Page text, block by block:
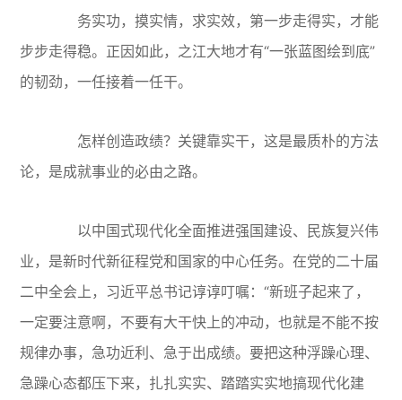
务实功，摸实情，求实效，第一步走得实，才能
步步走得稳。正因如此，之江大地才有“一张蓝图绘到底”
的韧劲，一任接着一任干。
怎样创造政绩？关键靠实干，这是最质朴的方法
论，是成就事业的必由之路。
以中国式现代化全面推进强国建设、民族复兴伟
业，是新时代新征程党和国家的中心任务。在党的二十届
二中全会上，习近平总书记谆谆叮嘱：“新班子起来了，
一定要注意啊，不要有大干快上的冲动，也就是不能不按
规律办事，急功近利、急于出成绩。要把这种浮躁心理、
急躁心态都压下来，扎扎实实、踏踏实实地搞现代化建